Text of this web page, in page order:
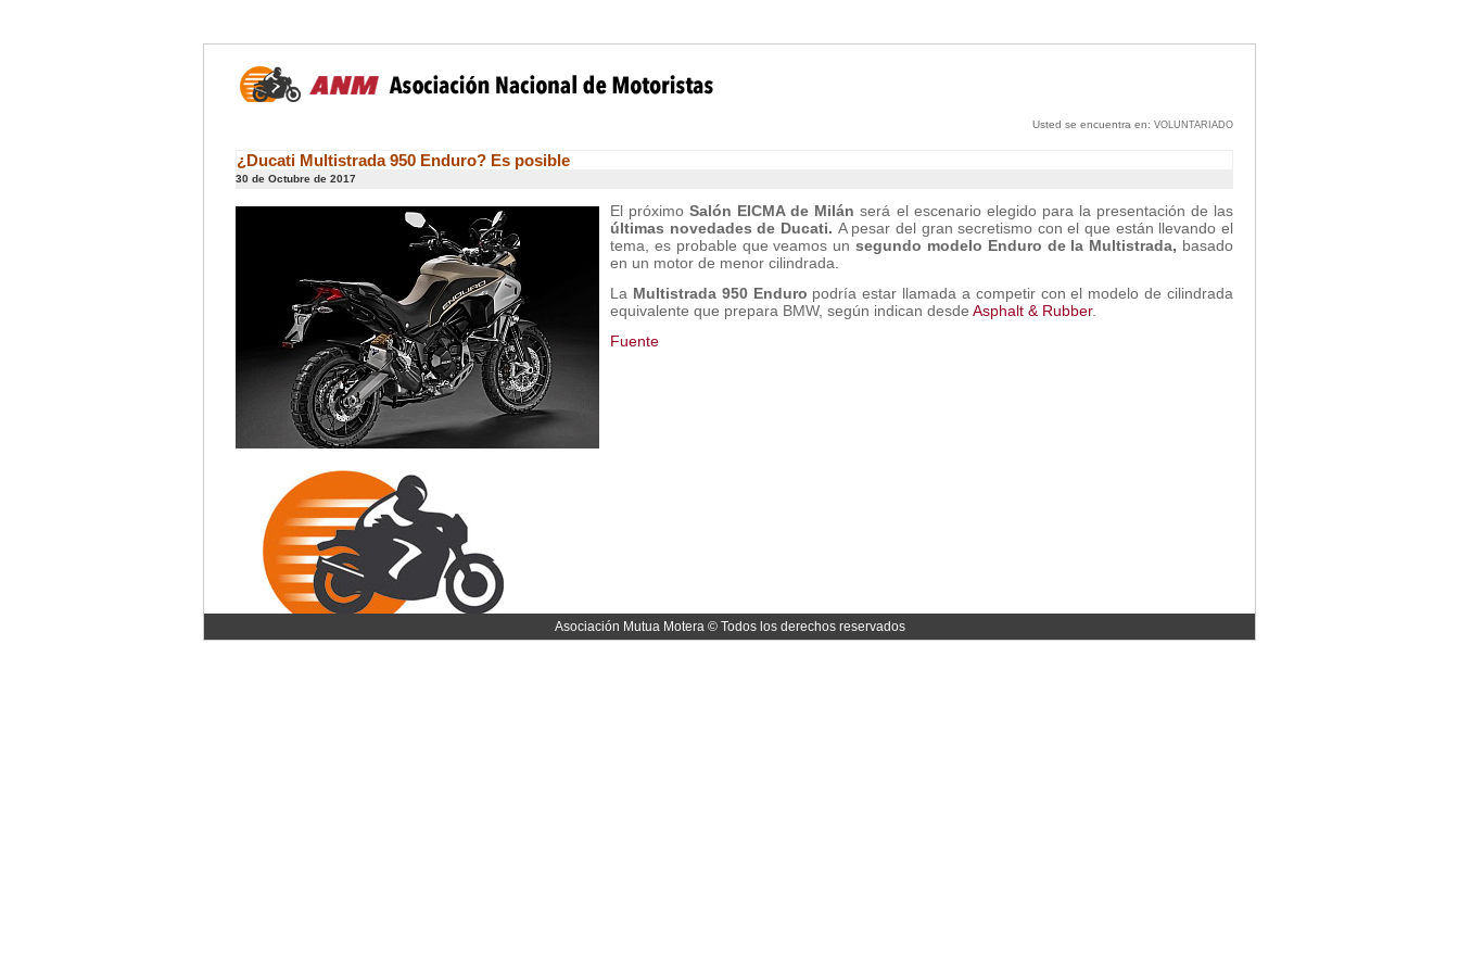
Usted se encuentra en: VOLUNTARIADO
¿Ducati Multistrada 950 Enduro? Es posible
30 de Octubre de 2017
El próximoSalón EICMA de Milánserá el escenario elegido para la presentación de las
últimas novedades de Ducati. A pesar del gran secretismo con el que están llevando el
tema, es probable que veamos un segundo modelo Enduro de la Multistrada, basado
en un motor de menor cilindrada.
La Multistrada 950 Enduro podría estar llamada a competir con el modelo de cilindrada
equivalente que prepara BMW, según indican desde Asphalt & Rubber.
Fuente
Asociación Mutua Motera © Todos los derechos reservados